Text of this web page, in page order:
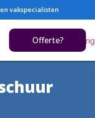
vakspecialisten
Offerte?